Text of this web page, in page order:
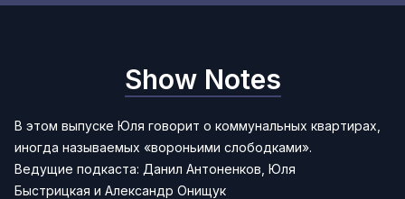
Show Notes
В этом выпуске Юля говорит о коммунальных квартирах,
иногда называемых «вороньими слободками».
Ведущие подкаста: Данил Антоненков, Юля
Быстрицкая и Александр Онищук